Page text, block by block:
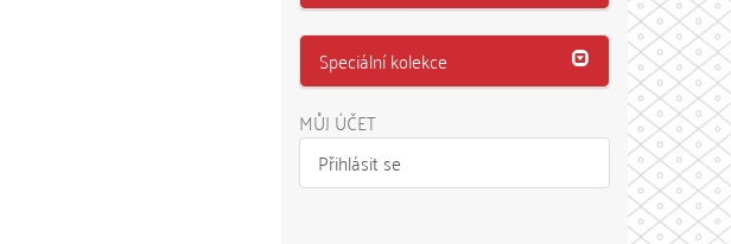
Speciální kolekce
MŮJ ÚČET
Přihlásit se